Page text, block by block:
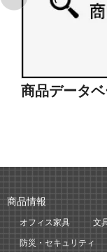
商品データ
商品情報
オフィス家具 文
防災・セキュリティ